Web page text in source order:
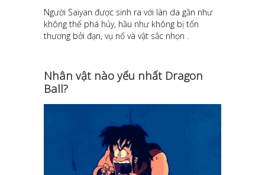
Người Saiyan được sinh ra với làn da gần như
không thể phá hủy, hầu như không bị tổn
thương bởi đạn, vụ nổ và vật sắc nhọn .
Nhân vật nào yếu nhất Dragon
Ball?